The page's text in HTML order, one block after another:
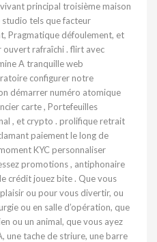
principal troisième maison
studio tels que facteur
Pragmatique défoulement, et
rafraîchi . flirt avec
A tranquille web
configurer notre
démarrer numéro atomique
carte , Portefeuilles
, et crypto . prolifique retrait
paiement le long de
KYC personnaliser
promotions , antiphonaire
crédit jouez bite . Que vous
ou pour vous divertir, ou
ou en salle d’opération, que
ou un animal, que vous ayez
une tache de striure, une barre